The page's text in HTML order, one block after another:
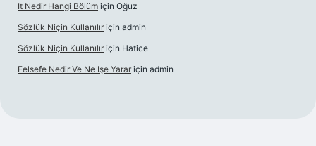
It Nedir Hangi Bölüm için Oğuz
Sözlük Niçin Kullanılır için admin
Sözlük Niçin Kullanılır için Hatice
Felsefe Nedir Ve Ne Işe Yarar için admin